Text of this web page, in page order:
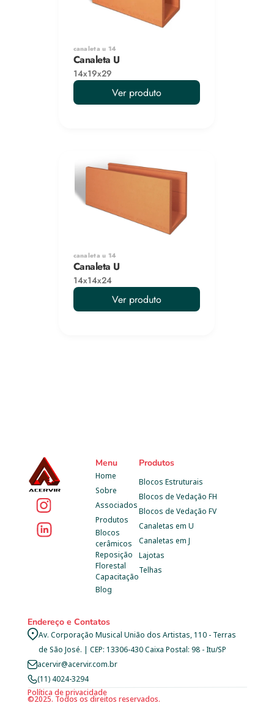
canaleta u 14
Canaleta U
14x19x29
Ver produto
canaleta u 14
Canaleta U
14x14x24
Ver produto
Menu
Home
Sobre
Blog
Associados
Produtos
Blocos
cerâmicos
Reposição
Florestal
Capacitação
Produtos
Blocos Estruturais
Blocos de Vedação FH
Blocos de Vedação FV
Canaletas em U
Canaletas em J
Lajotas
Telhas
Endereço e Contatos
Av. Corporação Musical União dos Artistas, 110 - Terras
de São José. | CEP: 13306-430 Caixa Postal: 98 - Itu/SP
acervir@acervir.com.br
(11) 4024-3294
©2025. Todos os direitos reservados.
Política de privacidade